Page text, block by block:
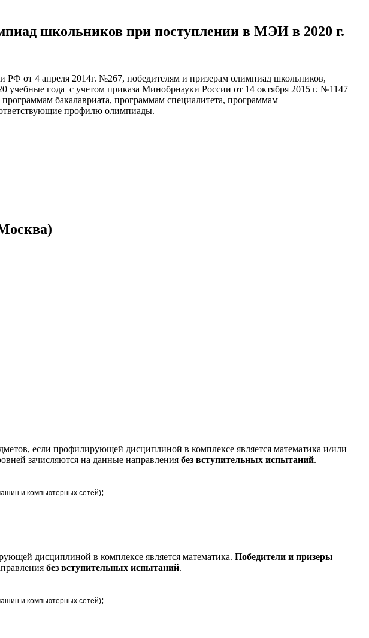
школьников при поступлении в МЭИ в 2020 г.
от 4 апреля 2014г. №267, победителям и призерам олимпиад школьников,
года с учетом приказа Минобрнауки России от 14 октября 2015 г. №1147
бакалавриата, программам специалитета, программам
профилю олимпиады.
если профилирующей дисциплиной в комплексе является математика и/или
зачисляются на данные направления без вступительных испытаний.
и компьютерных сетей);
дисциплиной в комплексе является математика. Победители и призеры
без вступительных испытаний.
и компьютерных сетей);